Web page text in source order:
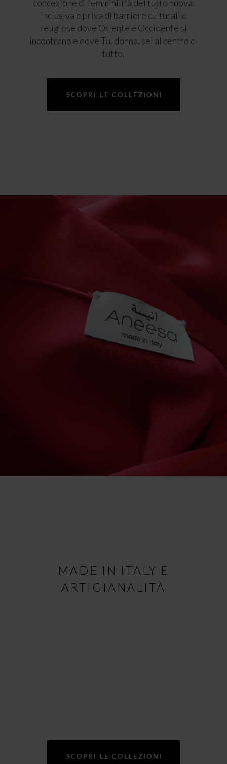
concezione di femminilità del tutto nuova:
inclusiva e priva di barriere culturali o
religiose dove Oriente e Occidente si
incontrano e dove Tu, donna, sei al centro di
tutto.
SCOPRI LE COLLEZIONI
MADE IN ITALY E
ARTIGIANALITÀ
SCOPRI LE COLLEZIONI